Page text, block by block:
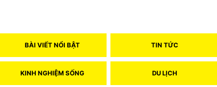
BÀI VIẾT NỔI BẬT TIN TỨC
KINH NGHIỆM SỐNG DU LỊCH